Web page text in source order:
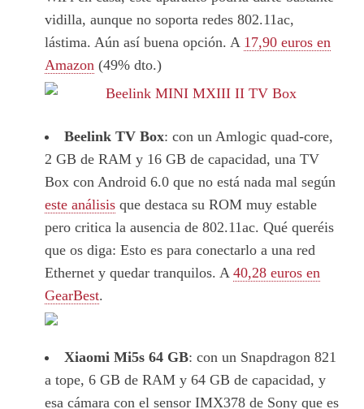
vidilla, aunque no soporta redes 802.11ac,
lástima. Aún así buena opción. A 17,90 euros en
Amazon (49% dto.)
Beelink TV Box: con un Amlogic quad-core,
2 GB de RAM y 16 GB de capacidad, una TV
Box con Android 6.0 que no está nada mal según
este análisis que destaca su ROM muy estable
pero critica la ausencia de 802.11ac. Qué queréis
que os diga: Esto es para conectarlo a una red
Ethernet y quedar tranquilos. A 40,28 euros en
GearBest.
Xiaomi Mi5s 64 GB: con un Snapdragon 821
a tope, 6 GB de RAM y 64 GB de capacidad, y
esa cámara con el sensor IMX378 de Sony que es